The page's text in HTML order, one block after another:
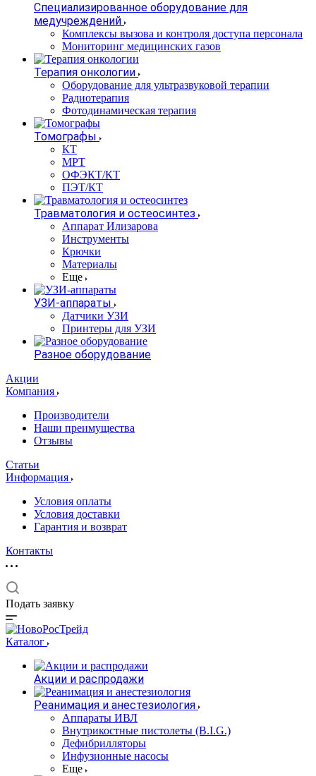
Специализированное оборудование для
медучреждений
Комплексы вызова и контроля доступа персонала
Мониторинг медицинских газов
Терапия онкологии
Оборудование для ультразвуковой терапии
Радиотерапия
Фотодинамическая терапия
Томографы
КТ
МРТ
ОФЭКТ/КТ
ПЭТ/КТ
Травматология и остеосинтез
Аппарат Илизарова
Инструменты
Крючки
Материалы
Еще
УЗИ-аппараты
Датчики УЗИ
Принтеры для УЗИ
Разное оборудование
Акции
Компания
Производители
Наши преимущества
Отзывы
Статьи
Информация
Условия оплаты
Условия доставки
Гарантия и возврат
Контакты
Подать заявку
Каталог
Акции и распродажи
Реанимация и анестезиология
Аппараты ИВЛ
Внутрикостные пистолеты (B.I.G.)
Дефибрилляторы
Инфузионные насосы
Еще